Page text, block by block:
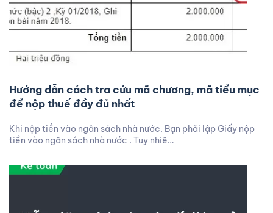
Hướng dẫn cách tra cứu mã chương, mã tiểu mục
để nộp thuế đầy đủ nhất
Khi nộp tiền vào ngân sách nhà nước. Bạn phải lập Giấy nộp
tiền vào ngân sách nhà nước . Tuy nhiê…